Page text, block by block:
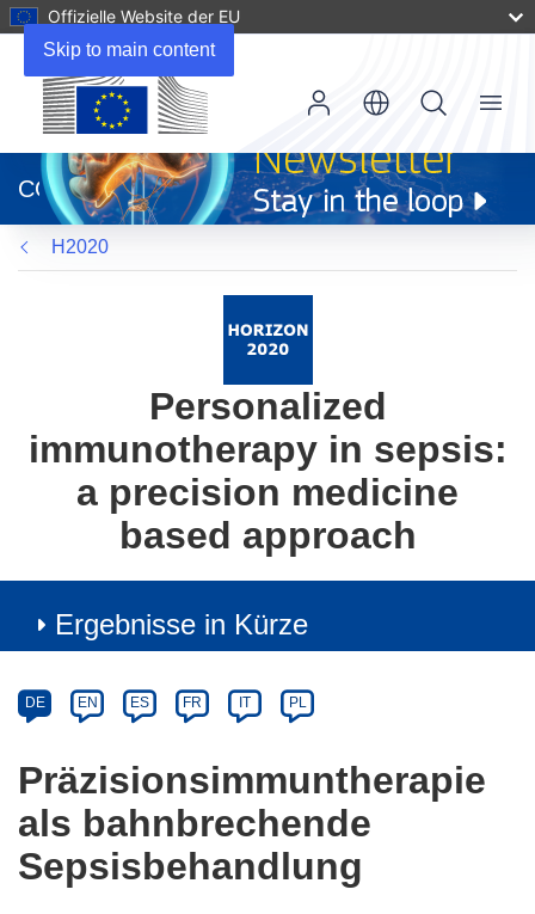
Skip to main content
Offizielle Website der EU
neuem
Fenster)
CORDIS
Menu
H2020
Personalized
immunotherapy in sepsis:
a precision medicine
based approach
Ergebnisse in Kürze
Category
Article
available
the
following
languages:
DE EN ES FR IT PL
Präzisionsimmuntherapie
als bahnbrechende
Sepsisbehandlung